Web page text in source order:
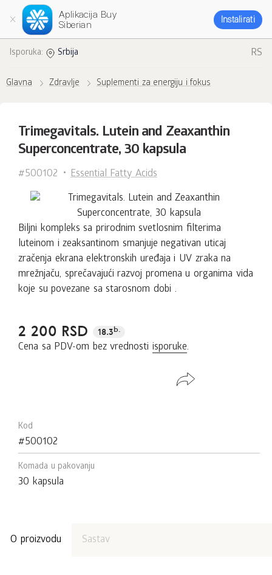
Aplikacija Buy
Siberian
Instalirati
Isporuka: Srbija RS
Glavna Zdravlje Suplementi za energiju i fokus
Trimegavitals. Lutein and Zeaxanthin
Superconcentrate, 30 kapsula
#500102 Essential Fatty Acids
Biljni kompleks sa prirodnim svetlosnim filterima
luteinom i zeaksantinom smanjuje negativan uticaj
zračenja ekrana elektronskih uređaja i UV zraka na
mrežnjaču, sprečavajući razvoj promena u organima vida
koje su povezane sa starosnom dobi .
2 200 RSD 18.3b.
Cena sa PDV-om bez vrednosti isporuke.
Kod
#500102
Komada u pakovanju
30 kapsula
O proizvodu Sastav